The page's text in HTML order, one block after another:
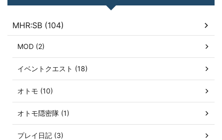
MHR:SB (104)
MOD (2)
イベントクエスト (18)
オトモ (10)
オトモ隠密隊 (1)
プレイ日記 (3)